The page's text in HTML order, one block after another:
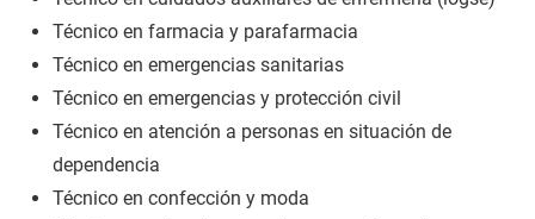
Técnico en farmacia y parafarmacia
Técnico en emergencias sanitarias
Técnico en emergencias y protección civil
Técnico en atención a personas en situación de
dependencia
Técnico en confección y moda